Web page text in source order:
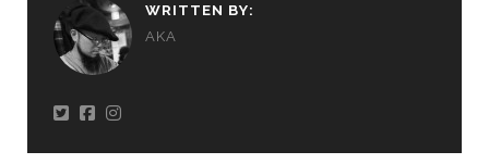
WRITTEN BY:
AKA